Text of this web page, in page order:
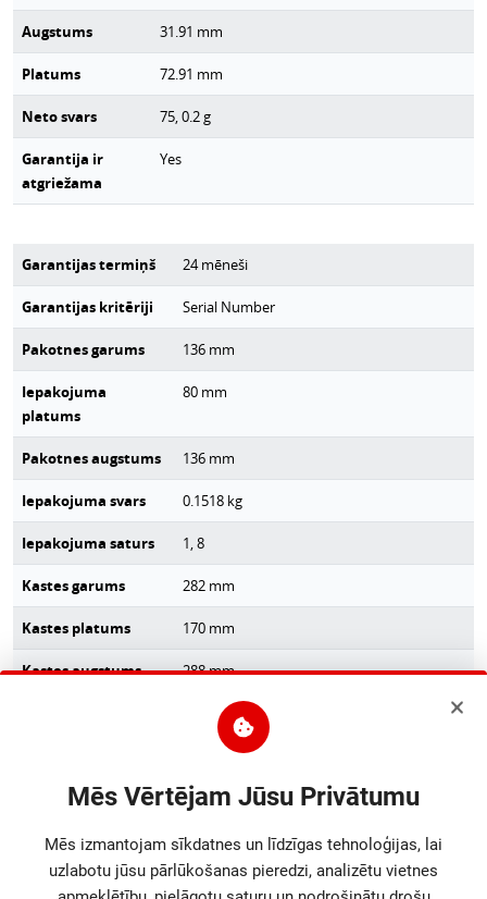
Augstums 31.91 mm
Platums 72.91 mm
Neto svars 75, 0.2g
Garantija ir
atgriežama
Yes
Garantijas termiņš 24 mēneši
Garantijas kritēriji Serial Number
Pakotnes garums 136 mm
Iepakojuma
platums
80 mm
Pakotnes augstums 136 mm
Iepakojuma svars 0.1518 kg
Iepakojuma saturs 1, 8
Kastes garums 282 mm
Kastes platums 170 mm
Kastes augstums 288mm
kg
svars (kartona
Mazumtirdzniecības
iepakojuma neto
0.01kg
Mēs Vērtējam Jūsu Privātumu
Mēs izmantojam sīkdatnes un līdzīgas tehnoloģijas, lai
uzlabotu jūsu pārlūkošanas pieredzi, analizētu vietnes